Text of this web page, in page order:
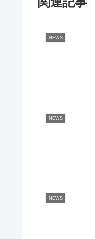
NEWS
NEWS
NEWS